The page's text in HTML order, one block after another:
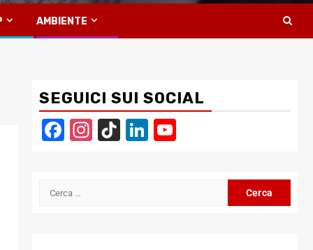
AMBIENTE
SEGUICI SUI SOCIAL
Facebook
Instagram
TikTokLinkedIn
Ricerca